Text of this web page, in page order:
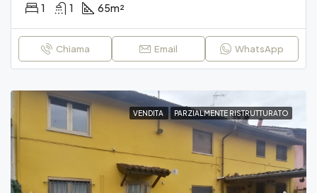
1 1 65m²
Chiama Email WhatsApp
VENDITA PARZIALMENTE RISTRUTTURATO